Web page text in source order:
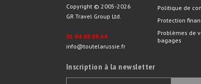
Copyright © 2005-2026
GR Travel Group Ltd.
01 84 88 88 64
info@toutelarussie.fr
Inscription à la newsletter
Politique de
Protection
Problèmes de
bagages